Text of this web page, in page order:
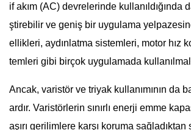
if akım (AC) devrelerinde kullanıldığında
ştirebilir ve geniş bir uygulama
ellikleri, aydınlatma sistemleri, motor hız
temleri gibi birçok uygulamada
Ancak, varistör ve triyak kullanımının da
ardır. Varistörlerin sınırlı enerji emme
aşırı gerilimlere karşı koruma